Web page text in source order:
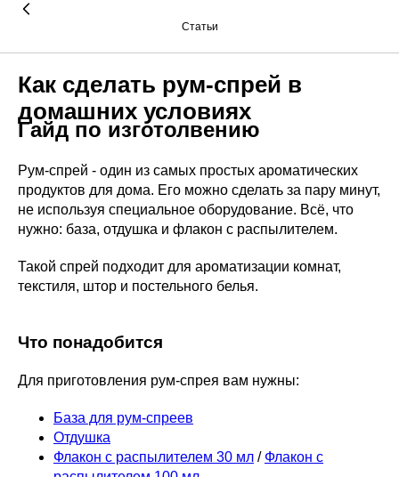
Статьи
Как сделать рум-спрей в
домашних условиях
Гайд по изготолвению
Рум-спрей - один из самых простых ароматических
продуктов для дома. Его можно сделать за пару минут,
не используя специальное оборудование. Всё, что
нужно: база, отдушка и флакон с распылителем.
Такой спрей подходит для ароматизации комнат,
текстиля, штор и постельного белья.
Что понадобится
Для приготовления рум-спрея вам нужны:
База для рум-спреев
Отдушка
Флакон с распылителем 30 мл / Флакон с